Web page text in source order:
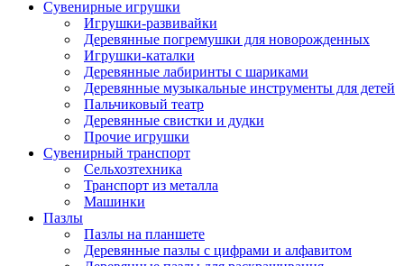
Сувенирные игрушки
Игрушки-развивайки
Деревянные погремушки для новорожденных
Игрушки-каталки
Деревянные лабиринты с шариками
Деревянные музыкальные инструменты для детей
Пальчиковый театр
Деревянные свистки и дудки
Прочие игрушки
Сувенирный транспорт
Сельхозтехника
Транспорт из металла
Машинки
Пазлы
Пазлы на планшете
Деревянные пазлы с цифрами и алфавитом